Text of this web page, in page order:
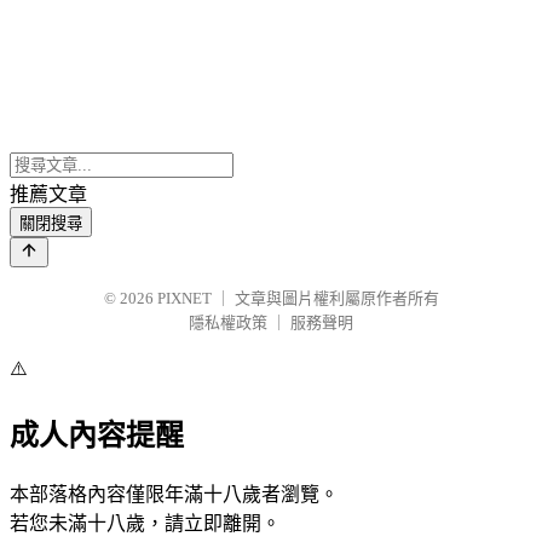
推薦文章
關閉搜尋
© 2026 PIXNET
文章與圖片權利屬原作者所有
隱私權政策
服務聲明
⚠️
成人內容提醒
本部落格內容僅限年滿十八歲者瀏覽。
若您未滿十八歲，請立即離開。